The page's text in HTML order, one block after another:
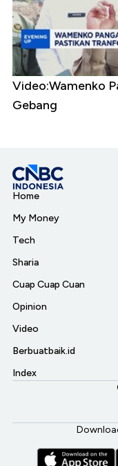
Video:Wamenko
Gebang
Home
My Money
Tech
Sharia
Cuap Cuap Cuan
Opinion
Video
Berbuatbaik.id
Index